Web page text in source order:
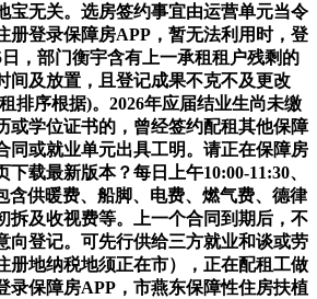
宝无关。选房签约事宜由运营单元当令
册登录保障房APP，暂无法利用时，登
，部门衡宇含有上一承租租户残剩的
间及放置，且登记成果不克不及更改
排序根据)。2026年应届结业生尚未缴
或学位证书的，曾经签约配租其他保障
同或就业单元出具工明。请正在保障房
载最新版本？每日上午10:00-11:30、
含供暖费、船脚、电费、燃气费、德律
拆及收视费等。上一个合同到期后，不
向登记。可先行供给三方就业和谈或劳
册地纳税地须正在市），正在配租工做
录保障房APP，市燕东保障性住房扶植